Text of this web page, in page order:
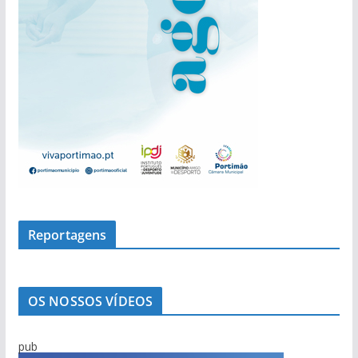
Reportagens
OS NOSSOS VÍDEOS
pub